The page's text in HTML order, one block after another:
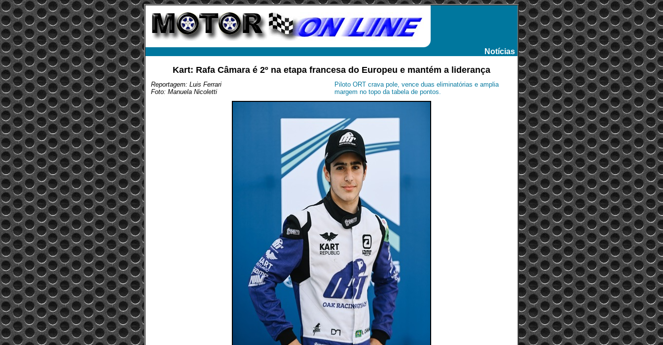
Notícias
Kart: Rafa Câmara é 2º na etapa francesa do Europeu e mantém a liderança
Reportagem: Luis Ferrari
Foto: Manuela Nicoletti
Piloto ORT crava pole, vence duas eliminatórias e amplia
margem no topo da tabela de pontos.